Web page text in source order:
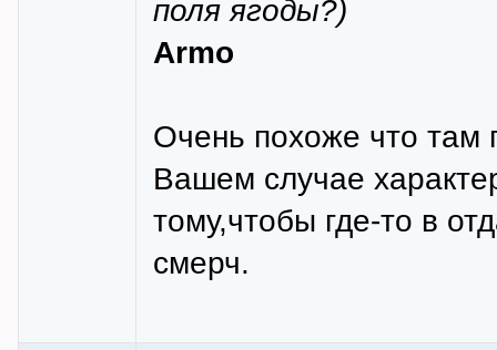
поля ягоды?)
Armo
Очень похоже что там
Вашем случае
тому,чтобы где-то в
смерч.